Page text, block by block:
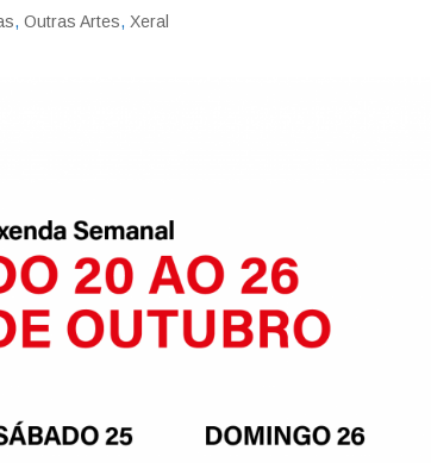
,Outras Artes, Xeral